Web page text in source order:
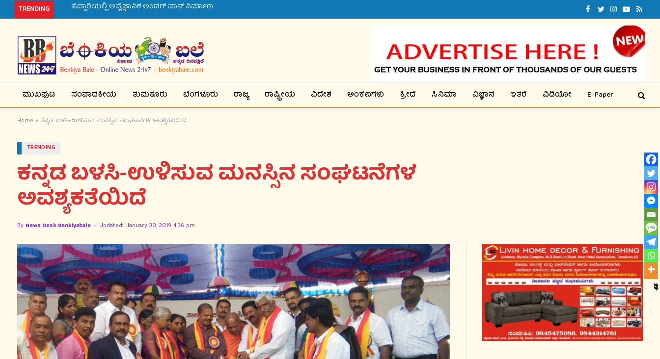
TRENDING ರಾಯಚೂರು ಬಿಎಸ್‌ಪಿ ಮುಖಂಡನ ಕೊಲೆ ಪ್ರಕರಣ
Facebook
TwitterInstagram
YouTube
RSS
ಮುಖಪುಟ ಸಂಪಾದಕೀಯ ತುಮಕೂರು ಬೆಂಗಳೂರು ರಾಜ್ಯ ರಾಷ್ಟ್ರೀಯ ವಿದೇಶ ಅಂಕಣಗಳು ಕ್ರೀಡೆ ಸಿನಿಮಾ ವಿಜ್ಞಾನ ಇತರೆ ವಿಡಿಯೋ E-Paper
Home »ಕನ್ನಡ ಬಳಸಿ-ಉಳಿಸುವ ಮನಸ್ಸಿನ ಸಂಘಟನೆಗಳ ಅವಶ್ಯಕತೆಯಿದೆ
TRENDING
ಕನ್ನಡ ಬಳಸಿ-ಉಳಿಸುವ ಮನಸ್ಸಿನ ಸಂಘಟನೆಗಳ
ಅವಶ್ಯಕತೆಯಿದೆ
By News Desk Benkiyabale Updated: January 30, 2019 4:36 pm